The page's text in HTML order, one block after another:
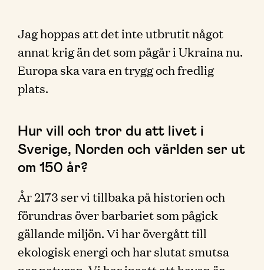
Jag hoppas att det inte utbrutit något
annat krig än det som pågår i Ukraina nu.
Europa ska vara en trygg och fredlig
plats.
Hur vill och tror du att livet i
Sverige, Norden och världen ser ut
om 150 år?
År 2173 ser vi tillbaka på historien och
förundras över barbariet som pågick
gällande miljön. Vi har övergått till
ekologisk energi och har slutat smutsa